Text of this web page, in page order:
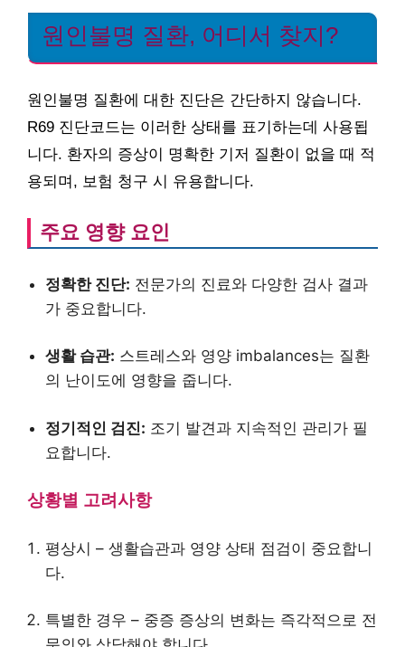
원인불명 질환, 어디서 찾지?
원인불명 질환에 대한 진단은 간단하지 않습니다.
R69 진단코드는 이러한 상태를 표기하는데 사용됩
니다. 환자의 증상이 명확한 기저 질환이 없을 때 적
용되며, 보험 청구 시 유용합니다.
주요 영향 요인
정확한 진단: 전문가의 진료와 다양한 검사 결과
가 중요합니다.
생활 습관: 스트레스와 영양 imbalances는 질환
의 난이도에 영향을 줍니다.
정기적인 검진: 조기 발견과 지속적인 관리가 필
요합니다.
상황별 고려사항
평상시 – 생활습관과 영양 상태 점검이 중요합니
다.
특별한 경우 – 중증 증상의 변화는 즉각적으로 전